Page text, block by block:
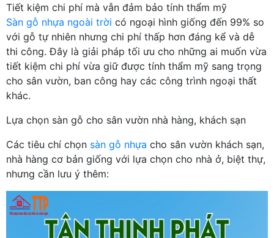
Tiết kiệm chi phí mà vẫn đảm bảo tính thẩm mỹ
Sàn gỗ nhựa ngoài trời có ngoại hình giống đến 99% so
với gỗ tự nhiên nhưng chi phí thấp hơn đáng kể và dễ
thi công. Đây là giải pháp tối ưu cho những ai muốn vừa
tiết kiệm chi phí vừa giữ được tính thẩm mỹ sang trọng
cho sân vườn, ban công hay các công trình ngoại thất
khác.
Lựa chọn sàn gỗ cho sân vườn nhà hàng, khách sạn
Các tiêu chí chọn sàn gỗ nhựa cho sân vườn khách sạn,
nhà hàng cơ bản giống với lựa chọn cho nhà ở, biệt thự,
nhưng cần lưu ý thêm: